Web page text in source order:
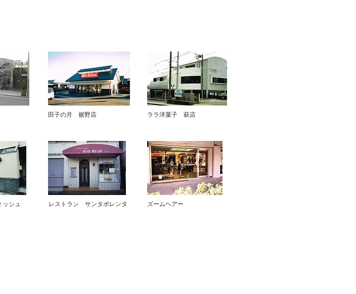
田子の月 裾野店 ​ララ洋菓子 萩店
シュ ​レストラン サンタポレンタ ズームヘアー